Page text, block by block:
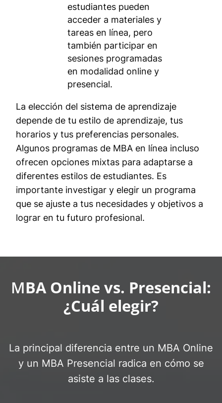
estudiantes pueden
acceder a materiales y
tareas en línea, pero
también participar en
sesiones programadas
en modalidad online y
presencial.
La elección del sistema de aprendizaje
depende de tu estilo de aprendizaje, tus
horarios y tus preferencias personales.
Algunos programas de MBA en línea incluso
ofrecen opciones mixtas para adaptarse a
diferentes estilos de estudiantes. Es
importante investigar y elegir un programa
que se ajuste a tus necesidades y objetivos a
lograr en tu futuro profesional.
MBA Online vs. Presencial:
¿Cuál elegir?
La principal diferencia entre un MBA Online
y un MBA Presencial radica en cómo se
asiste a las clases.